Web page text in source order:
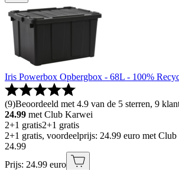
Iris Powerbox Opbergbox - 68L - 100%
(9)Beoordeeld met 4.9 van de 5 sterren, 9
24.99 met Club Karwei
2+1 gratis2+1 gratis
2+1 gratis, voordeelprijs: 24.99 euro met
24.99
Prijs: 24.99 euro